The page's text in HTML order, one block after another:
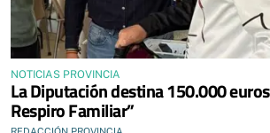
NOTICIAS PROVINCIA
La Diputación destina 150.000
Respiro Familiar”